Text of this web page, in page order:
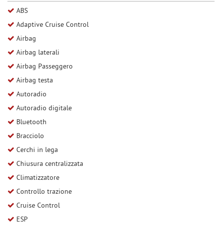
ABS
Adaptive Cruise Control
Airbag
Airbag laterali
Airbag Passeggero
Airbag testa
Autoradio
Autoradio digitale
Bluetooth
Bracciolo
Cerchi in lega
Chiusura centralizzata
Climatizzatore
Controllo trazione
Cruise Control
ESP